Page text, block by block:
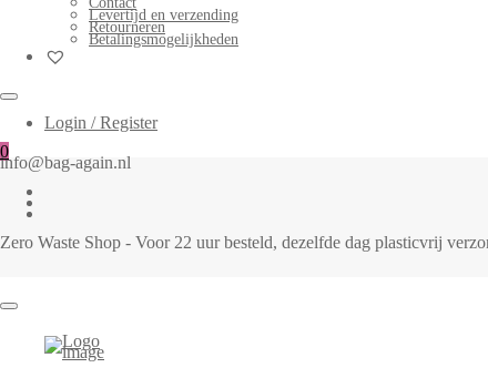
Levertijd en verzending
Retourneren
Betalingsmogelijkheden
Login / Register
0
info@bag-again.nl
Zero Waste Shop - Voor 22 uur besteld, dezelfde dag plasticvrij